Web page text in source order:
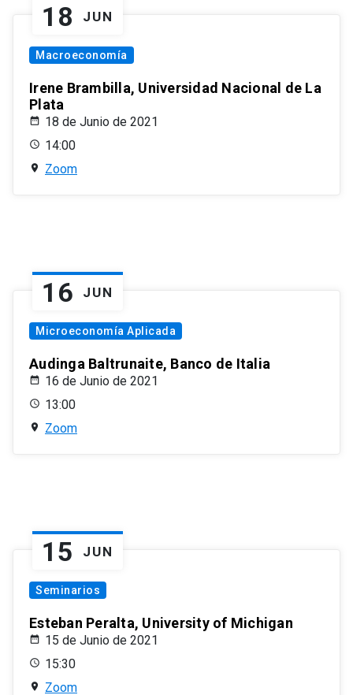
18 JUN
Macroeconomía
Irene Brambilla, Universidad Nacional de La
Plata
18 de Junio de 2021
14:00
Zoom
16 JUN
Microeconomía Aplicada
Audinga Baltrunaite, Banco de Italia
16 de Junio de 2021
13:00
Zoom
15 JUN
Seminarios
Esteban Peralta, University of Michigan
15 de Junio de 2021
15:30
Zoom